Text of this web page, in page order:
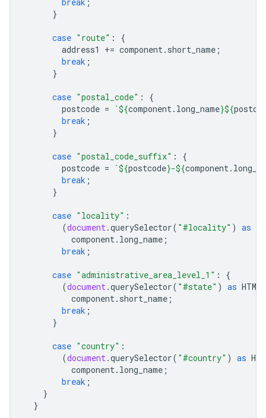
}
case "route" :
{
address1
+= component. short_name ;
break ;
}
case "postal_code" :
{
postcode = `${component. long_name}${
break ;
}
case "postal_code_suffix" :
{
postcode = `${postcode}-${component.
break ;
}
case "locality" :
(document.querySelector( "#locality" ) as
component. long_name ;
break ;
case "administrative_area_level_1" :
{
(document.querySelector( "#state" ) as
component. short_name ;
break ;
}
case "country" :
(document.querySelector( "#country" ) as
component. long_name ;
break ;
}
}